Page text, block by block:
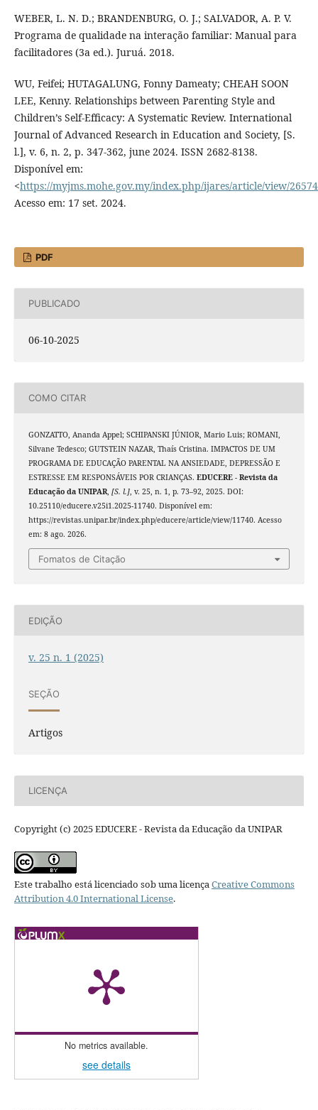
WEBER, L. N. D.; BRANDENBURG, O. J.; SALVADOR, A. P. V.
Programa de qualidade na interação familiar: Manual para
facilitadores (3a ed.). Juruá. 2018.
WU, Feifei; HUTAGALUNG, Fonny Dameaty; CHEAH SOON
LEE, Kenny. Relationships between Parenting Style and
Children’s Self-Efficacy: A Systematic Review. International
Journal of Advanced Research in Education and Society, [S.
l.], v. 6, n. 2, p. 347-362, june 2024. ISSN 2682-8138.
Disponível em:
<https://myjms.mohe.gov.my/index.php/ijares/article/view/26574
Acesso em: 17 set. 2024.
PDF
PUBLICADO
06-10-2025
COMO CITAR
GONZATTO, Ananda Appel; SCHIPANSKI JÚNIOR, Mario Luis; ROMANI,
Silvane Tedesco; GUTSTEIN NAZAR, Thaís Cristina. IMPACTOS DE UM
PROGRAMA DE EDUCAÇÃO PARENTAL NA ANSIEDADE, DEPRESSÃO E
ESTRESSE EM RESPONSÁVEIS POR CRIANÇAS. EDUCERE - Revista da
Educação da UNIPAR, [S. l.], v. 25, n. 1, p. 73–92, 2025. DOI:
10.25110/educere.v25i1.2025-11740. Disponível em:
https://revistas.unipar.br/index.php/educere/article/view/11740. Acesso
em: 8 ago. 2026.
Fomatos de Citação
EDIÇÃO
v. 25 n. 1 (2025)
SEÇÃO
Artigos
LICENÇA
Copyright (c) 2025 EDUCERE - Revista da Educação da UNIPAR
Este trabalho está licenciado sob uma licença Creative Commons
Attribution 4.0 International License.
No metrics available.
see details